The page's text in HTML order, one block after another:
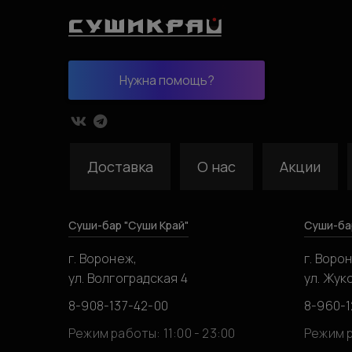
Нужна помощь?
Доставка О нас Акции
Суши-бар "Суши Край"
г. Воронеж,
ул. Волгоградская 4
8-908-137-42-00
Режим работы: 11:00 - 23:00
Суши-
г.
ул.
8-960-
Режим